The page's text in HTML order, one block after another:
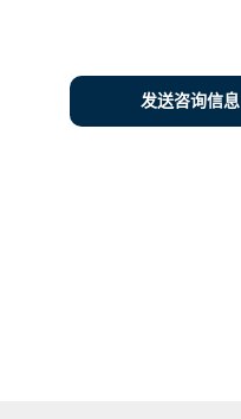
发送咨询信息